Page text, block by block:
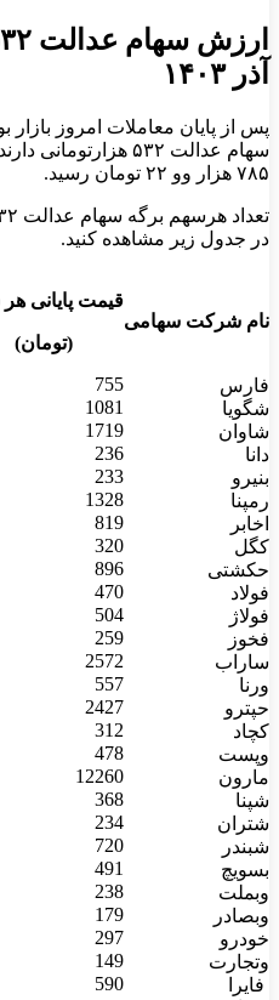
آذر ۱۴۰۳
۷۸۵ هزار وو ۲۲ تومان رسید.
در جدول زیر مشاهده کنید.
نام شرکت سهامی
قیمت پایانی
(تومان)
فارس 755
شگویا
1081
شاوان
1719
دانا
236
بنیرو
233
رمپنا
1328
اخابر
819
کگل
320
حکشتی‌
896
فولاد
470
فولاژ
504
فخوز
259
ساراب
2572
ورنا
557
حپترو
2427
کچاد
312
وپست
478
مارون
12260
شپنا
368
شتران
234
شبندر
720
بسویچ
491
وبملت
238
وبصادر
179
خودرو
297
وتجارت
149
فایرا
590